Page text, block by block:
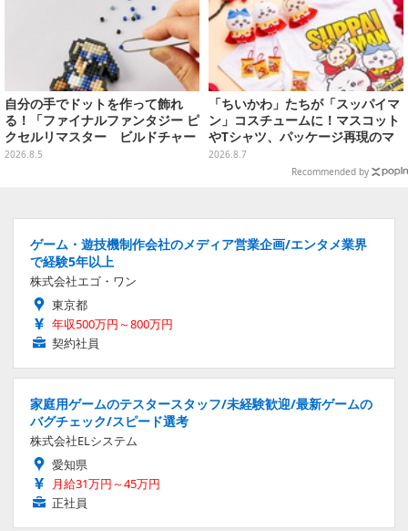
自分の手でドットを作って飾れ
る！「ファイナルファンタジー ピ
クセルリマスター ビルドチャー
ムコレクション Vol.3」が予約
2026.8.5
「ちいかわ」たちが「スッパイマ
ン」コスチュームに！マスコット
やTシャツ、パッケージ再現のマ
グネットなど全5アイテム
2026.8.7
Recommended by
ゲーム・遊技機制作会社のメディア営業企画/エンタメ業界
で経験5年以上
株式会社エゴ・ワン
東京都
年収500万円～800万円
契約社員
家庭用ゲームのテスタースタッフ/未経験歓迎/最新ゲームの
バグチェック/スピード選考
株式会社ELシステム
愛知県
月給31万円～45万円
正社員